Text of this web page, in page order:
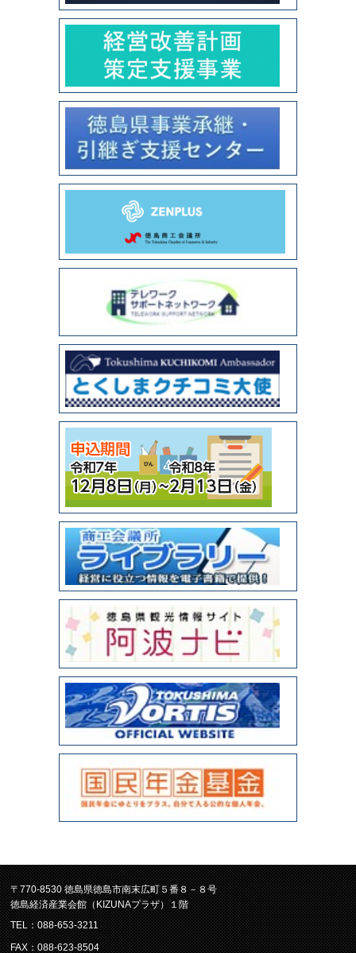
〒770-8530 徳島県徳島市南末広町５番８－８号
徳島経済産業会館（KIZUNAプラザ）１階
TEL：088-653-3211
FAX：088-623-8504